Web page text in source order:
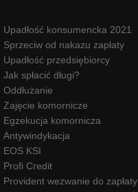
Upadłość konsumencka 2021
Sprzeciw od nakazu zapłaty
Upadłość przedsiębiorcy
Jak spłacić długi?
Oddłużanie
Zajęcie komornicze
Egzekucja komornicza
Antywindykacja
EOS KSI
Profi Credit
Provident wezwanie do zapłaty